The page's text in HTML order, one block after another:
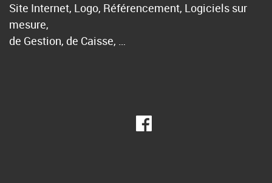
Site Internet, Logo, Référencement, Logiciels sur
mesure,
de Gestion, de Caisse, …